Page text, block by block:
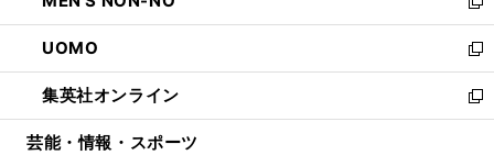
開
く
ウ
で
開
く
ン
ド
ウ
で
開
い
ウ
ィ
ン
ド
ウ
新
し
い
ウ
ィ
ン
UOMO
新
し
い
ウ
集英社オンライン
新
し
芸能・情報・スポーツ